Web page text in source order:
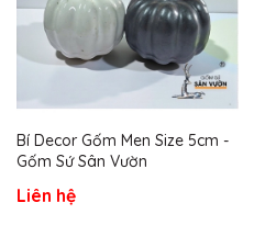
Bí Decor Gốm Men Size 5cm -
Gốm Sứ Sân Vườn
Liên hệ